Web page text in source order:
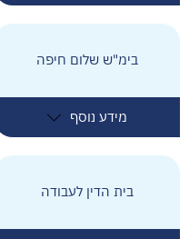
בימ"ש שלום חיפה
מידע נוסף
בית הדין לעבודה